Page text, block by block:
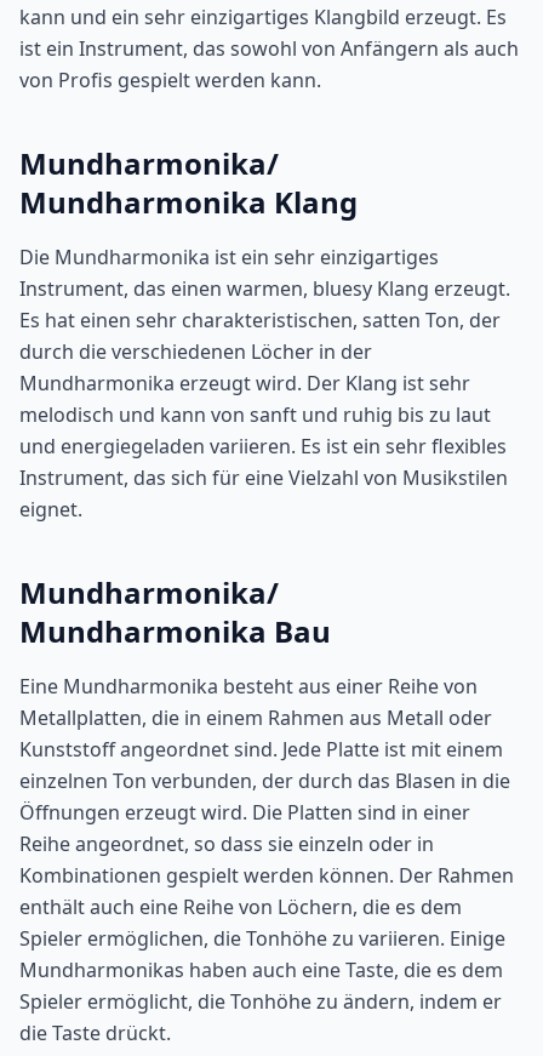
kann und ein sehr einzigartiges Klangbild erzeugt. Es
ist ein Instrument, das sowohl von Anfängern als auch
von Profis gespielt werden kann.
Mundharmonika/
Mundharmonika Klang
Die Mundharmonika ist ein sehr einzigartiges
Instrument, das einen warmen, bluesy Klang erzeugt.
Es hat einen sehr charakteristischen, satten Ton, der
durch die verschiedenen Löcher in der
Mundharmonika erzeugt wird. Der Klang ist sehr
melodisch und kann von sanft und ruhig bis zu laut
und energiegeladen variieren. Es ist ein sehr flexibles
Instrument, das sich für eine Vielzahl von Musikstilen
eignet.
Mundharmonika/
Mundharmonika Bau
Eine Mundharmonika besteht aus einer Reihe von
Metallplatten, die in einem Rahmen aus Metall oder
Kunststoff angeordnet sind. Jede Platte ist mit einem
einzelnen Ton verbunden, der durch das Blasen in die
Öffnungen erzeugt wird. Die Platten sind in einer
Reihe angeordnet, so dass sie einzeln oder in
Kombinationen gespielt werden können. Der Rahmen
enthält auch eine Reihe von Löchern, die es dem
Spieler ermöglichen, die Tonhöhe zu variieren. Einige
Mundharmonikas haben auch eine Taste, die es dem
Spieler ermöglicht, die Tonhöhe zu ändern, indem er
die Taste drückt.